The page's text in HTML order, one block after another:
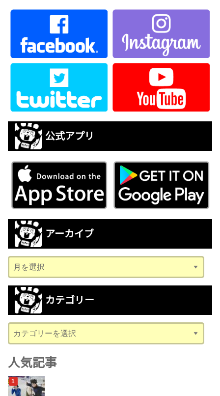
公式アプリ
アーカイブ
ー
カ
ブ
カテゴリー
テ
ゴ
リ
ー
人気記事